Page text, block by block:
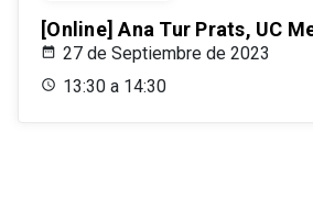
[Online] Ana Tur Prats, UC
27 de Septiembre de 2023
13:30 a 14:30